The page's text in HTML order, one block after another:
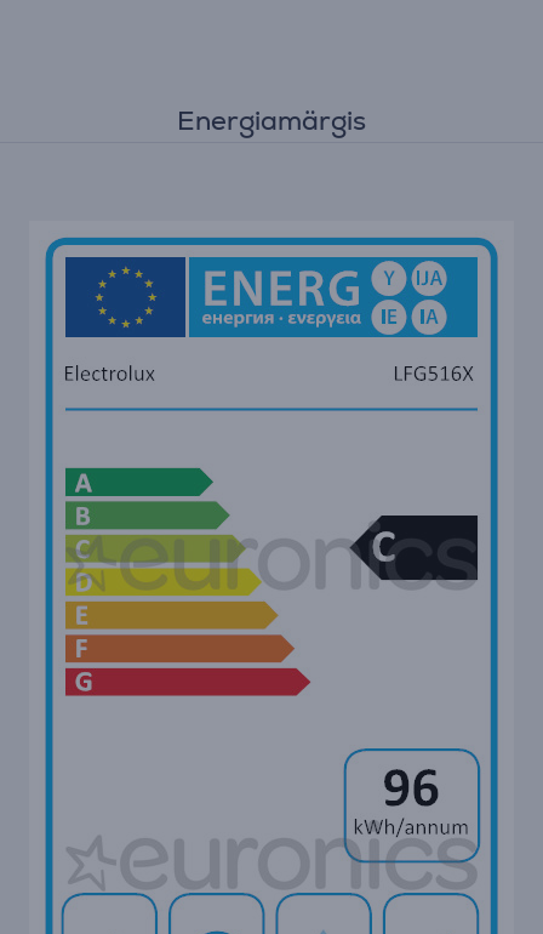
Energiamärgis